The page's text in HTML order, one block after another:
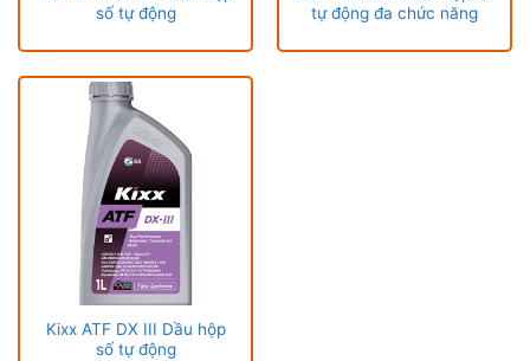
số tự động
tự động đa chức năng
Kixx ATF DX III Dầu hộp
số tự động